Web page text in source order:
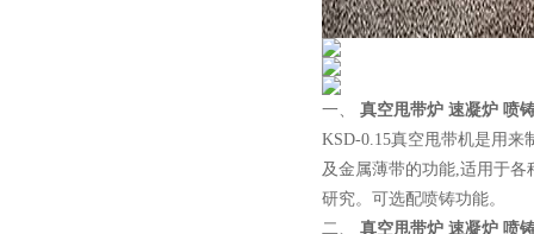
一、
真空甩带炉 速凝炉 喷
KSD-0.15真空甩带机是用
及金属薄带的功能,适用于
研究。可选配喷铸功能。
二、
真空甩带炉 速凝炉 喷